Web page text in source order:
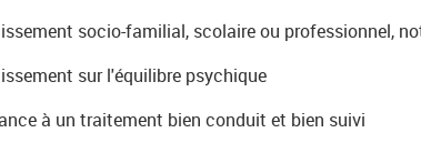
socio-familial, scolaire ou professionnel,
sur l'équilibre psychique
à un traitement bien conduit et bien suivi